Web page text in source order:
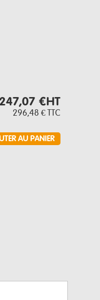
247,07 €HT
296,48 € TTC